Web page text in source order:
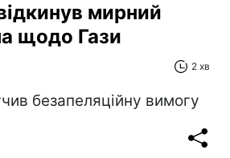
мирний
щодо Гази
2 хв
безапеляційну вимогу